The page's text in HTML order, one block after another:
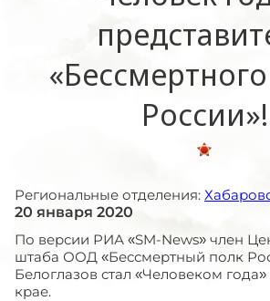
России»!
Региональные отделения:
20 января 2020
По версии РИА «SM-News» член
штаба ООД «Бессмертный полк
Белоглазов стал «Человеком
крае.